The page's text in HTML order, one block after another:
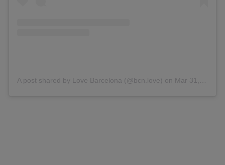
A post shared by Love Barcelona (@bcn.love) on Mar 31, 2020 at 12:38pm PDT